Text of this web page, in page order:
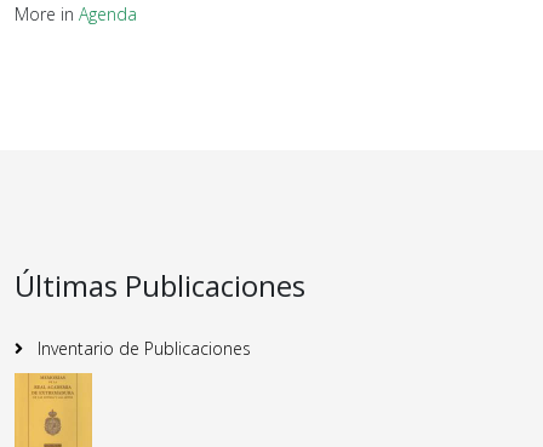
More in Agenda
Últimas Publicaciones
Inventario de Publicaciones